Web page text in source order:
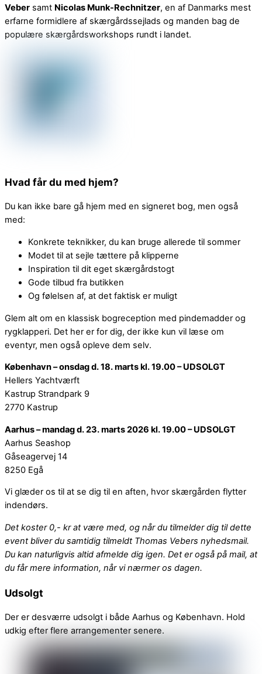
Veber samt Nicolas Munk-Rechnitzer, en af Danmarks mest
erfarne formidlere af skærgårdssejlads og manden bag de
populære skærgårdsworkshops rundt i landet.
Hvad får du med hjem?
Du kan ikke bare gå hjem med en signeret bog, men også
med:
Konkrete teknikker, du kan bruge allerede til sommer
Modet til at sejle tættere på klipperne
Inspiration til dit eget skærgårdstogt
Gode tilbud fra butikken
Og følelsen af, at det faktisk er muligt
Glem alt om en klassisk bogreception med pindemadder og
rygklapperi. Det her er for dig, der ikke kun vil læse om
eventyr, men også opleve dem selv.
København – onsdag d. 18. marts kl. 19.00 – UDSOLGT
Hellers Yachtværft
Kastrup Strandpark 9
2770 Kastrup
Aarhus – mandag d. 23. marts 2026 kl. 19.00 – UDSOLGT
Aarhus Seashop
Gåseagervej 14
8250 Egå
Vi glæder os til at se dig til en aften, hvor skærgården flytter
indendørs.
Det koster 0,- kr at være med, og når du tilmelder dig til dette
event bliver du samtidig tilmeldt Thomas Vebers nyhedsmail.
Du kan naturligvis altid afmelde dig igen. Det er også på mail, at
du får mere information, når vi nærmer os dagen.
Udsolgt
Der er desværre udsolgt i både Aarhus og København. Hold
udkig efter flere arrangementer senere.